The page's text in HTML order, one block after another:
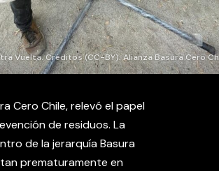
Vuelta. Créditos (CC-BY): Alianza Basura Cero
Cero Chile, relevó el papel
de residuos. La
de la jerarquía Basura
prematuramente en